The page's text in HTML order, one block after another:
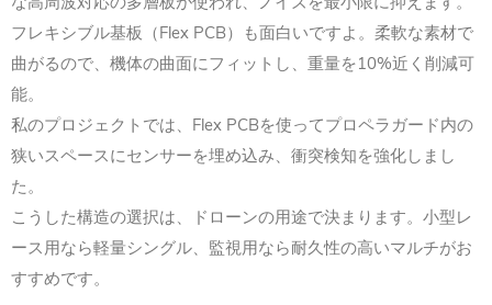
フレキシブル基板（Flex PCB）も面白いですよ。柔軟な素材で
曲がるので、機体の曲面にフィットし、 重量を10%近く削減可
能。
私のプロジェクトでは、Flex PCBを使ってプロペラガード内の
狭いスペースにセンサーを埋め込み、衝突検知を強化しまし
た。
こうした構造の選択は、ドローンの用途で決まります。 小型レ
ース用なら軽量シングル、 監視用なら耐久性の高いマルチがお
すすめです。